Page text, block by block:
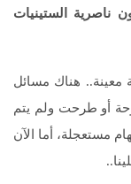
الستينيات
معينة.. هناك مسائل
أو طرحت ولم يتم
مستعجلة، أما الآن